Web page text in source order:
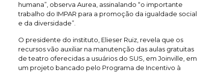
humana”, observa Aurea, assinalando “o importante
trabalho do IMPAR para a promoção da igualdade social
e da diversidade”.
O presidente do instituto, Elieser Ruiz, revela que os
recursos vão auxiliar na manutenção das aulas gratuitas
de teatro oferecidas a usuários do SUS, em Joinville, em
um projeto bancado pelo Programa de Incentivo à